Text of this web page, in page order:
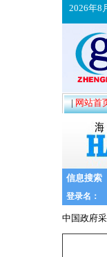
2026年8
|网站首
信息搜索
中国政府